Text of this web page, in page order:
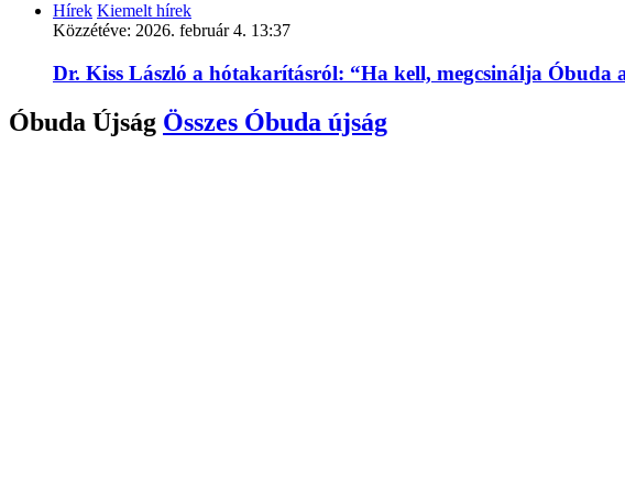
Hírek Kiemelt hírek
Közzétéve: 2026. február 4. 13:37
Dr. Kiss László a hótakarításról: “Ha kell, megcsinálja Óbuda
Óbuda Újság Összes Óbuda újság